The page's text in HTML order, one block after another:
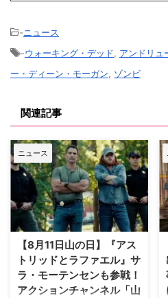
-ニュース
-ウォーキング・デッド アンドリュ
ー・ディーン・モーガン
ゾンビ
関連記事
ニュース
【8月11日山の日】『アス
トリッドとラファエル』サ
ラ・モーテンセンも参戦！
アクションチャンネル「山